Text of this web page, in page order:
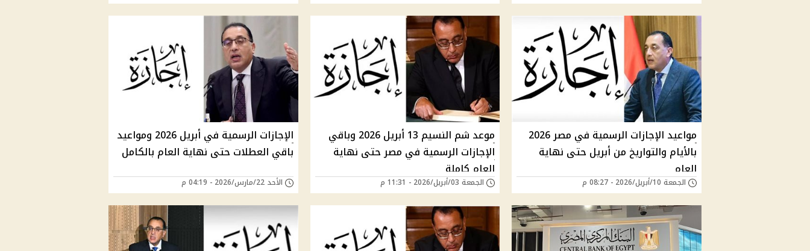
مواعيد الإجازات الرسمية في مصر 2026
بالأيام والتواريخ من أبريل حتى نهاية
العام
الجمعة 10/أبريل/2026 - 08:27 م
موعد شم النسيم 13 أبريل 2026 وباقي
الإجازات الرسمية في مصر حتى نهاية
العام كاملة
الجمعة 03/أبريل/2026 - 11:31 م
الإجازات الرسمية في أبريل 2026 ومواعيد
باقي العطلات حتى نهاية العام بالكامل
الأحد 22/مارس/2026 - 04:19 م